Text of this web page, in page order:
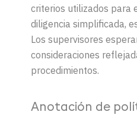
criterios utilizados para
diligencia simplificada,
Los supervisores
consideraciones
procedimientos.
Anotación de